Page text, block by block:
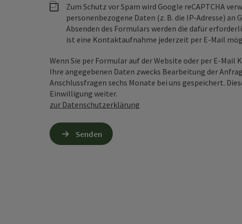
Zum Schutz vor Spam wird Google reCAPTCHA
personenbezogene Daten (z. B. die IP-Adresse)
Absenden des Formulars werden die dafür
ist eine Kontaktaufnahme jederzeit per E-Mail
Wenn Sie per Formular auf der Website oder per E-
Ihre angegebenen Daten zwecks Bearbeitung der
Anschlussfragen sechs Monate bei uns gespeichert.
Einwilligung weiter.
zur Datenschutzerklärung
Senden